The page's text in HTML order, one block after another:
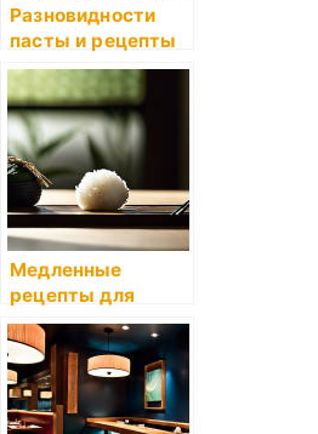
Разновидности
пасты и рецепты
с ней
Медленные
рецепты для
мультиварки